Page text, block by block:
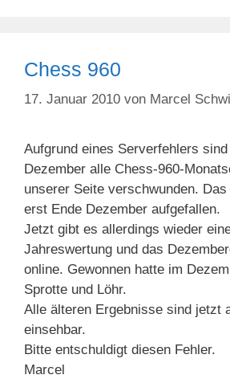
Chess 960
17. Januar 2010 von Marcel
Aufgrund eines Serverfehlers
Dezember alle Chess-960-
unserer Seite verschwunden.
erst Ende Dezember aufgefallen.
Jetzt gibt es allerdings wieder
Jahreswertung und das
online. Gewonnen hatte im
Sprotte und Löhr.
Alle älteren Ergebnisse sind jetzt
einsehbar.
Bitte entschuldigt diesen Fehler.
Marcel